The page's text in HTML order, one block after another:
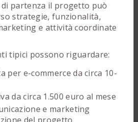
partenza il progetto può
strategie, funzionalità,
e attività coordinate
tipici possono riguardare:
per e-commerce da circa 10-
da circa 1.500 euro al mese
e marketing